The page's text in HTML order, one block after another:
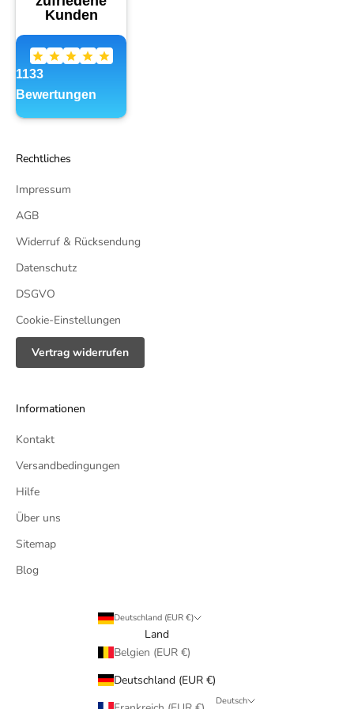
Rechtliches
Impressum
AGB
Widerruf & Rücksendung
Datenschutz
DSGVO
Cookie-Einstellungen
Vertrag widerrufen
Informationen
Kontakt
Versandbedingungen
Hilfe
Über uns
Sitemap
Blog
Deutschland (EUR €)
Land
Belgien (EUR €)
Deutschland (EUR €)
Deutsch